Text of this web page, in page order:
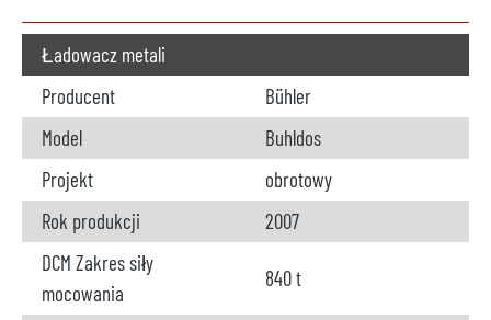
Ładowacz metali
Producent
Bühler
Model
Buhldos
Projekt
obrotowy
Rok produkcji
2007
DCM Zakres siły
mocowania
840 t